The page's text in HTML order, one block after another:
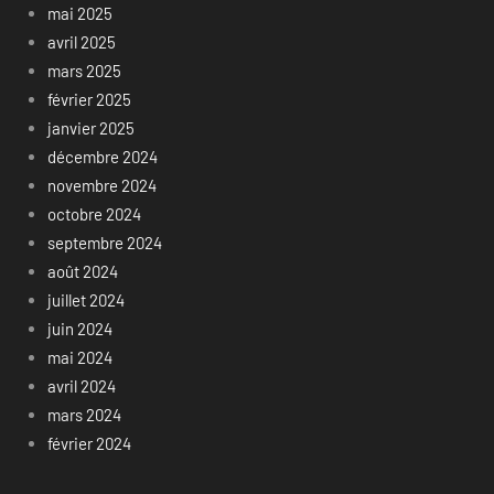
mai 2025
avril 2025
mars 2025
février 2025
janvier 2025
décembre 2024
novembre 2024
octobre 2024
septembre 2024
août 2024
juillet 2024
juin 2024
mai 2024
avril 2024
mars 2024
février 2024